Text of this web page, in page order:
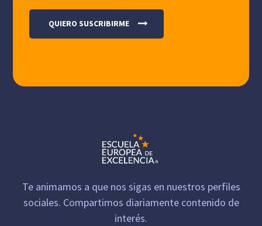
Te animamos a que nos sigas en nuestros perfiles
sociales. Compartimos diariamente contenido de
interés.